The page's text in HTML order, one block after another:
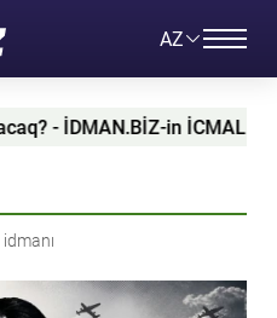
AZ
in İCMALI - VİDEO